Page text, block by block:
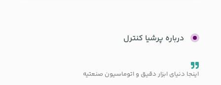
درباره پرشیا کنترل
اینجا دنیای ابزار دقیق و اتوماسیون صنعتیه